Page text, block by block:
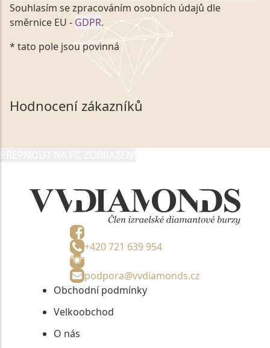
Souhlasím se zpracováním osobních údajů dle
směrnice EU - GDPR.
Kliknutím na výše uvedený odkaz, v souladu se
zákonem č. 101/2000 Sb. v platném znění výslovně
souhlasím se zpracováním a uchováním veškerých
mých osobních údajů, které poskytuji prostřednictvím
společnosti VVDiamonds s.r.o., IČO: 05892481. Tyto
údaje poskytuji společnosti VVDiamonds s.r.o., IČO:
* tato pole jsou povinná
Hodnocení zákazníků
+420 721 639 954
podpora@vvdiamonds.cz
Obchodní podmínky
Velkoobchod
O nás